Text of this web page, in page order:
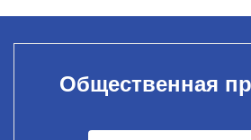
Общественная